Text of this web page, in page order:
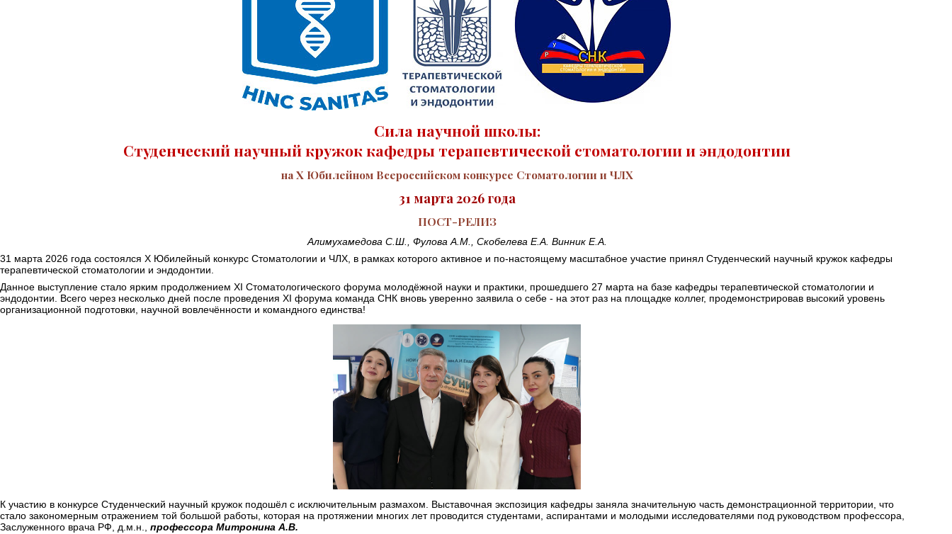
Сила научной школы:
Студенческий научный кружок кафедры терапевтической стоматологии и эндодонтии
наX Юбилейном Всероссийском конкурсе Стоматологии и ЧЛХ
31 марта 2026 года
ПОСТ-РЕЛИЗ
Алимухамедова С.Ш., Фулова А.М., Скобелева Е.А. Винник Е.А.
31 марта 2026 года состоялся X Юбилейный конкурс Стоматологии и ЧЛХ, в рамках которого активное и по-настоящему масштабное участие принял Студенческий научный кружок кафедры
терапевтической стоматологии и эндодонтии.
Данное выступление стало ярким продолжением XI Стоматологического форума молодёжной науки и практики, прошедшего 27 марта на базе кафедры терапевтической стоматологии и
эндодонтии. Всего через несколько дней после проведения XI форума команда СНК вновь уверенно заявила о себе - на этот раз на площадке коллег, продемонстрировав высокий уровень
организационной подготовки, научной вовлечённости и командного единства!
К участию в конкурсе Студенческий научный кружок подошёл с исключительным размахом. Выставочная экспозиция кафедры заняла значительную часть демонстрационной территории, что
стало закономерным отражением той большой работы, которая на протяжении многих лет проводится студентами, аспирантами и молодыми исследователями под руководством профессора,
Заслуженного врача РФ, д.м.н., профессора Митронина А.В.